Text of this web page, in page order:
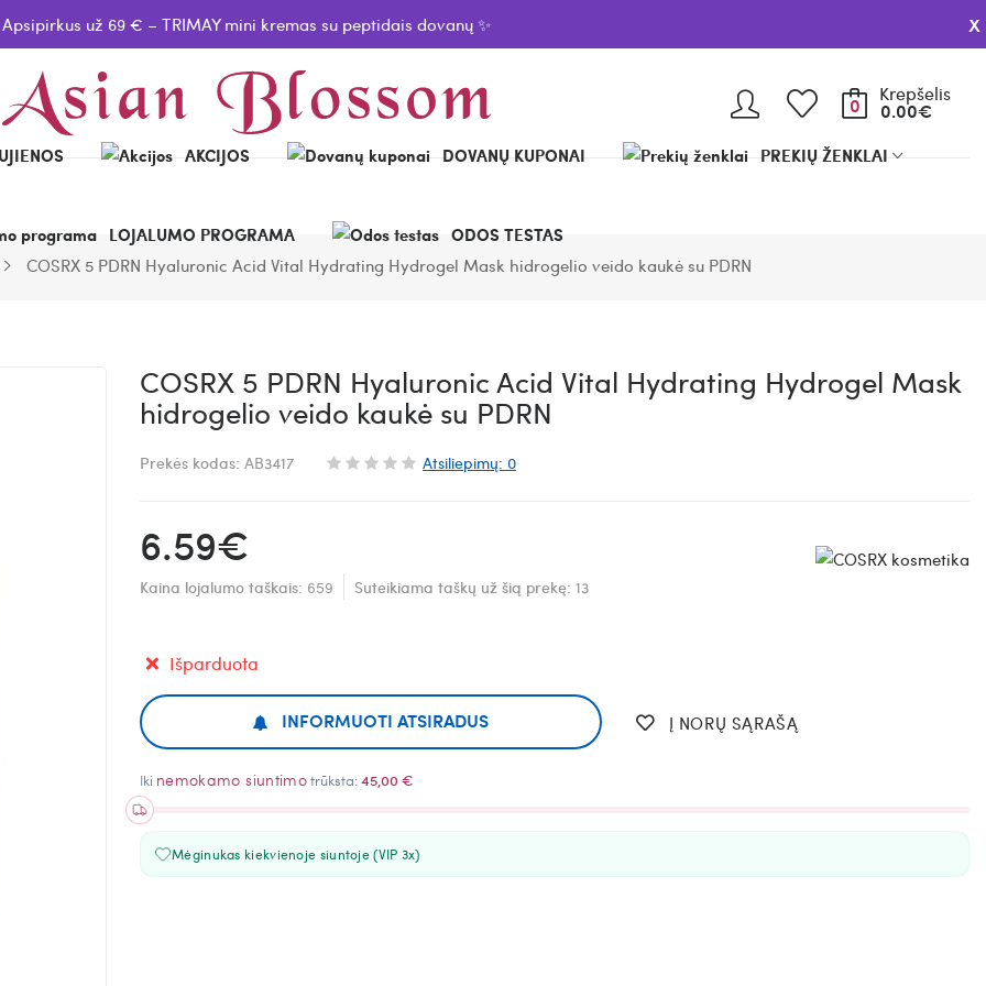
Apsipirkus už 69 € – TRIMAY mini kremas su peptidais dovanų ✨ x
0 0.00€
Krepšelis
AKCIJOS DOVANŲ KUPONAI PREKIŲ ŽENKLAI
LOJALUMO PROGRAMA
ODOS TESTAS
COSRX 5 PDRN Hyaluronic Acid Vital Hydrating Hydrogel Mask hidrogelio veido kaukė su PDRN
COSRX 5 PDRN Hyaluronic Acid Vital Hydrating Hydrogel Mask
hidrogelio veido kaukė su PDRN
Prekės kodas: AB3417 Atsiliepimų: 0
6.59€
Kaina lojalumo taškais: 659 Suteikiama taškų už šią prekę: 13
Išparduota
INFORMUOTI ATSIRADUS Į NORŲ SĄRAŠĄ
Iki nemokamo siuntimotrūksta:45,00 €
Mėginukas kiekvienoje siuntoje (VIP 3x)